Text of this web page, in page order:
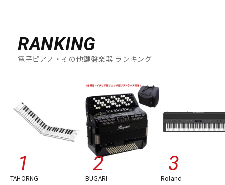
RANKING
電子ピアノ・その他鍵盤楽器 ランキング
TAHORNG BUGARI Roland